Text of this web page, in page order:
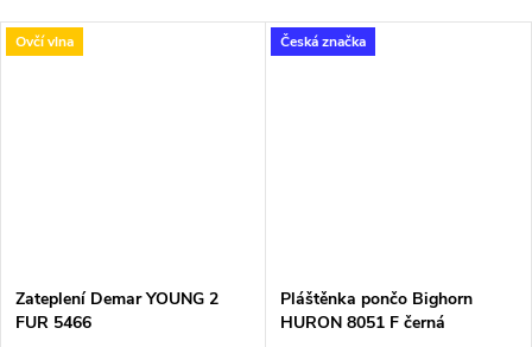
Ovčí vlna
Zateplení Demar YOUNG 2
FUR 5466
Česká značka
Pláštěnka pončo Bighorn
HURON 8051 F černá